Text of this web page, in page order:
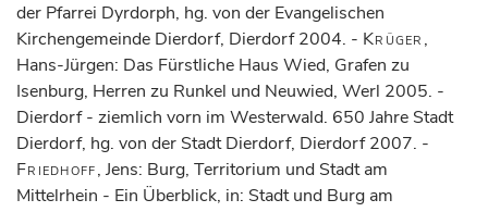
der Pfarrei Dyrdorph, hg. von der Evangelischen
Kirchengemeinde Dierdorf, Dierdorf 2004. - Krüger,
Hans-Jürgen: Das Fürstliche Haus Wied, Grafen zu
Isenburg, Herren zu Runkel und Neuwied, Werl 2005. -
Dierdorf - ziemlich vorn im Westerwald. 650 Jahre Stadt
Dierdorf, hg. von der Stadt Dierdorf, Dierdorf 2007. -
Friedhoff, Jens: Burg, Territorium und Stadt am
Mittelrhein - Ein Überblick, in: Stadt und Burg am